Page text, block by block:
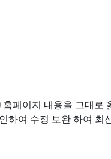
페이지 내용을 그대로
하여 수정 보완 하여 최